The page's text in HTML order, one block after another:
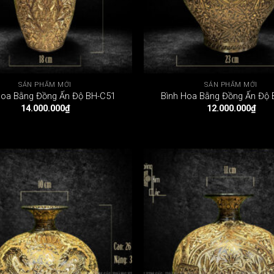
SẢN PHẨM MỚI
Bằng Đồng Ấn Độ BH-C51
14.000.000₫
SẢN PHẨM MỚI
Bình Hoa Bằng Đồng Ấn Độ
12.000.000₫